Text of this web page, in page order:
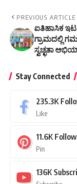
PREVIOUS ARTICLE
ಐತಿಹಾಸಿಕ
ಗ್ರಾಮದಲ್ಲಿ
ಸ್ವಚ್ಛತಾ
Stay Connected
235.3K
Like
11.6K
Pin
136K